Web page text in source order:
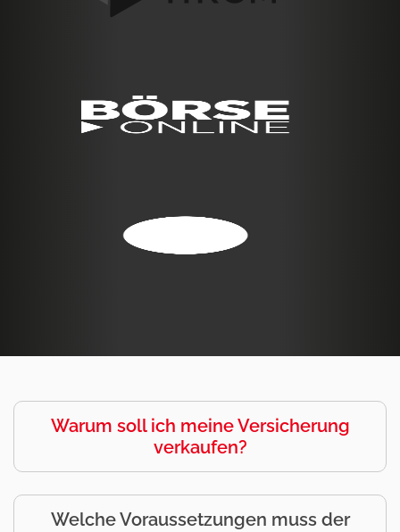
Warum soll ich meine Versicherung
verkaufen?
Welche Voraussetzungen muss der